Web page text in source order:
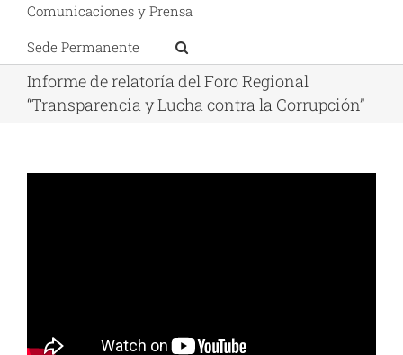
Comunicaciones y Prensa
Sede Permanente
Informe de relatoría del Foro Regional
“Transparencia y Lucha contra la Corrupción”